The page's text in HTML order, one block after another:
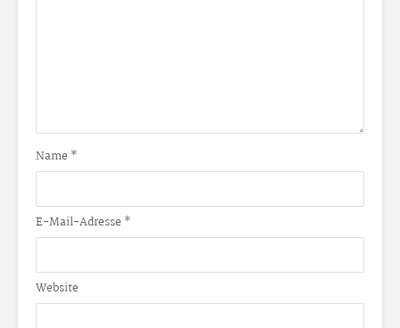
Name *
E-Mail-Adresse *
Website